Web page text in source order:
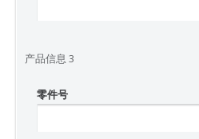
产品信息 3
零件号